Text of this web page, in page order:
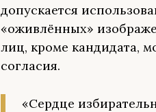
допускается
«оживлённых»
лиц, кроме кандидата,
согласия.
«Сердце